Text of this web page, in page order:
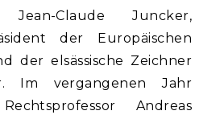
Jean-Claude Juncker,
der Europäischen
der elsässische Zeichner
Im vergangenen Jahr
Andreas